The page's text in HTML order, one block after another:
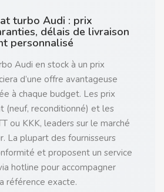
turbo Audi : prix
délais de livraison
personnalisé
Audi en stock à un prix
d’une offre avantageuse
à chaque budget. Les prix
(neuf, reconditionné) et les
ou KKK, leaders sur le marché
La plupart des fournisseurs
et proposent un service
hotline pour accompagner
référence exacte.